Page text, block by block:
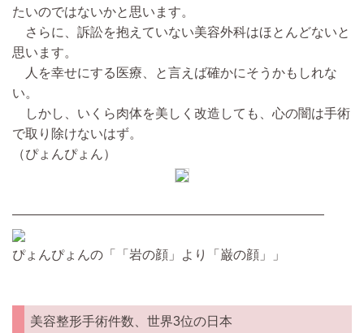
たいのではないかと思います。
さらに、訴訟を抱えていない美容外科はほとんどないと
思います。
人を幸せにする医療、と言えば確かにそうかもしれな
い。
しかし、いくら肉体を美しく改造しても、心の闇は手術
で取り除けないはず。
（ぴょんぴょん）
————————————————————————
ぴょんぴょんの「「岩の顔」より「巌の顔」」
美容整形手術件数、世界3位の日本